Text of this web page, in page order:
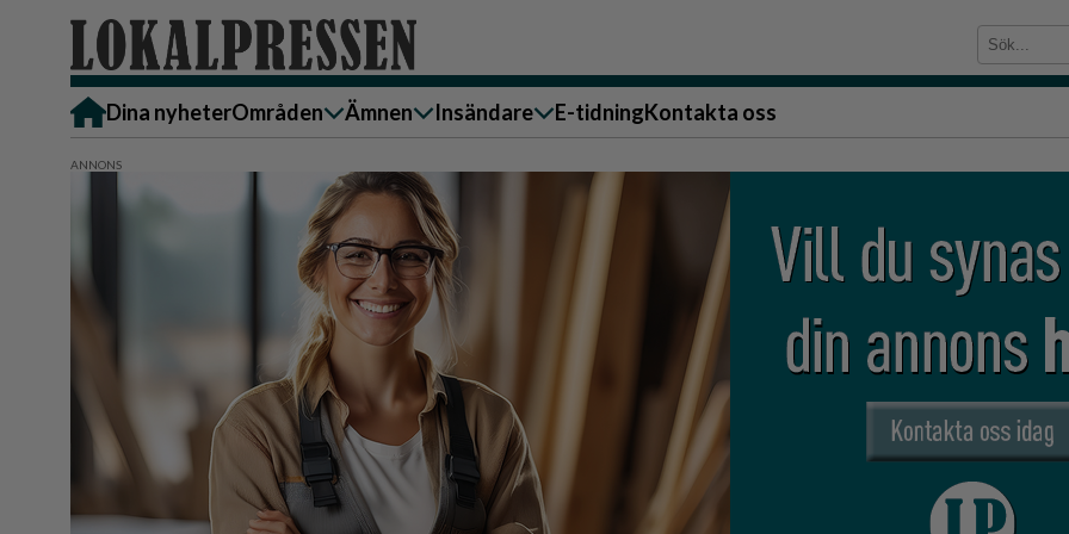
Dina nyheterOmråden
Alingsås
Härryda
Lerum
Partille
Göteborg
Backa/Kärra
Hisingen
Sydväst
Ämnen
Bostad
Ekonomi
Krönika
Kultur & Nöje
Familj
Nyheter
Näringsliv
Omsorg
Politik
Insändare
Skicka insändare till oss
Härryda
Lerum
Göteborg
Backa/Kärra
Hisingen
Sydväst
E-tidningKontakta oss